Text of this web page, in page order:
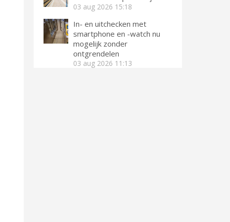
03 aug 2026 15:18
In- en uitchecken met
smartphone en -watch nu
mogelijk zonder
ontgrendelen
03 aug 2026 11:13